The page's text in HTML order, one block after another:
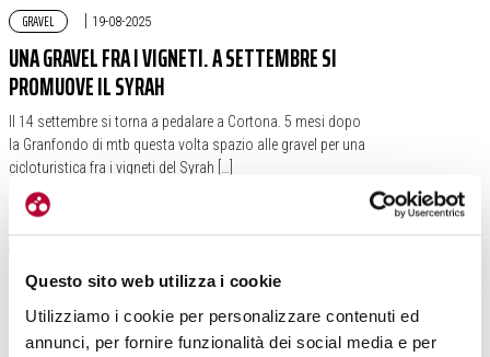
Questo sito web utilizza i cookie
Utilizziamo i cookie per personalizzare contenuti ed
annunci, per fornire funzionalità dei social media e per
GRAVEL | 19-08-2025
UNA GRAVEL FRA I VIGNETI. A SETTEMBRE SI
PROMUOVE IL SYRAH
Il 14 settembre si torna a pedalare a Cortona. 5 mesi dopo
la Granfondo di mtb questa volta spazio alle gravel per una
cicloturistica fra i vigneti del Syrah […]
#TOSCANA